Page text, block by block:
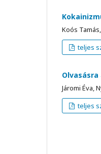
Koós
teljes
Járomi Éva,
teljes